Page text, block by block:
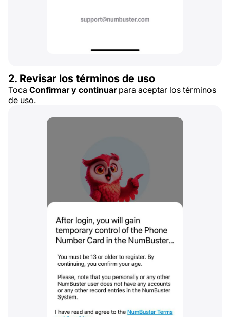
2. Revisar los términos de uso
Toca Confirmar y continuarpara aceptar los términos
de uso.